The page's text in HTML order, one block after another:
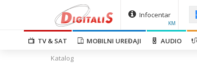
Infocentar
KM
TV & SAT MOBILNI UREĐAJI AUDIO
Katalog